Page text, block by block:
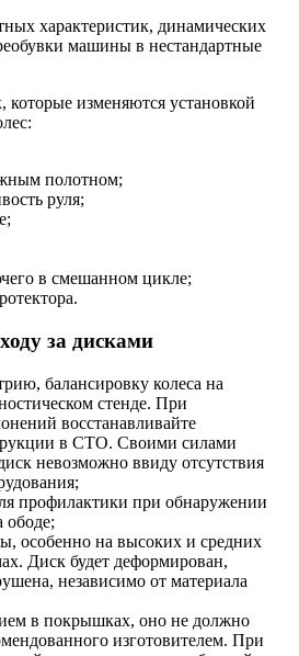
характеристик, динамических
машины в нестандартные
которые изменяются установкой
полотном;
руля;
в смешанном цикле;
за дисками
балансировку колеса на
стенде. При
восстанавливайте
в СТО. Своими силами
невозможно ввиду отсутствия
профилактики при обнаружении
ободе;
особенно на высоких и средних
Диск будет деформирован,
независимо от материала
в покрышках, оно не должно
изготовителем. При